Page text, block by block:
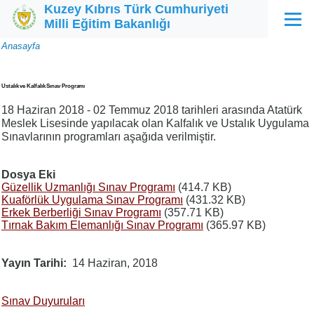
Ana içeriğe atla
Kuzey Kıbrıs Türk Cumhuriyeti
Milli Eğitim Bakanlığı
Menü
Sayfa
Anasayfa
Ustalık ve Kalfalık Sınav Programı
18 Haziran 2018 - 02 Temmuz 2018 tarihleri arasında Atatürk
Meslek Lisesinde yapılacak olan Kalfalık ve Ustalık Uygulama
Sınavlarının programları aşağıda verilmiştir.
Dosya Eki
Güzellik Uzmanlığı Sınav Programı (414.7 KB)
Kuaförlük Uygulama Sınav Programı (431.32 KB)
Erkek Berberliği Sınav Programı (357.71 KB)
Tırnak Bakım Elemanlığı Sınav Programı (365.97 KB)
Yayın Tarihi 14 Haziran, 2018
Sınav Duyuruları